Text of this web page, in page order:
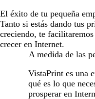
El éxito de tu pequeña
Tanto si estás dando tus
creciendo, te
crecer en Internet.
A medida de las
VistaPrint es una
qué es lo que
prosperar en